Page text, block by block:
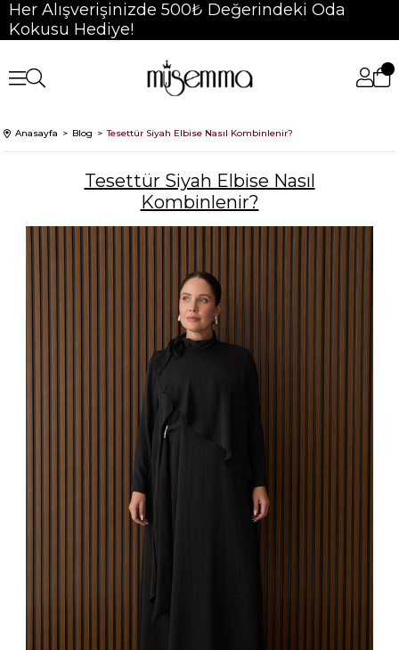
Her Alışverişinizde 500₺ Değerindeki Oda
Kokusu Hediye!
Anasayfa Blog Tesettür Siyah Elbise Nasıl Kombinlenir?
Tesettür Siyah Elbise Nasıl
Kombinlenir?